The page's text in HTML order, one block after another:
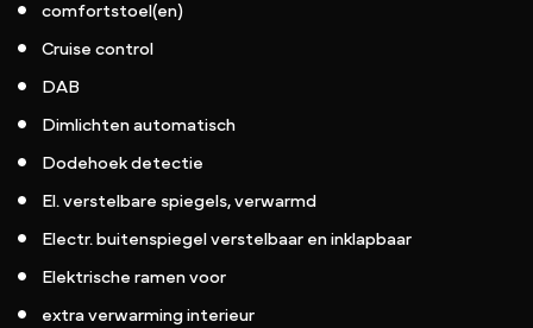
comfortstoel(en)
Cruise control
DAB
Dimlichten automatisch
Dodehoek detectie
El. verstelbare spiegels, verwarmd
Electr. buitenspiegel verstelbaar en inklapbaar
Elektrische ramen voor
extra verwarming interieur